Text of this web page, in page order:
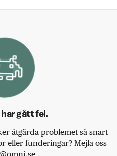
har gått fel.
åtgärda problemet så snart
eller funderingar? Mejla oss